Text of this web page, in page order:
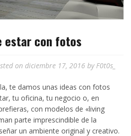
estar con fotos
on diciembre 17, 2016 byF0t0s_
te damos unas ideas con fotos
tu oficina, tu negocio o, en
con modelos de «living
parte imprescindible de la
un ambiente original y creativo.
p
e